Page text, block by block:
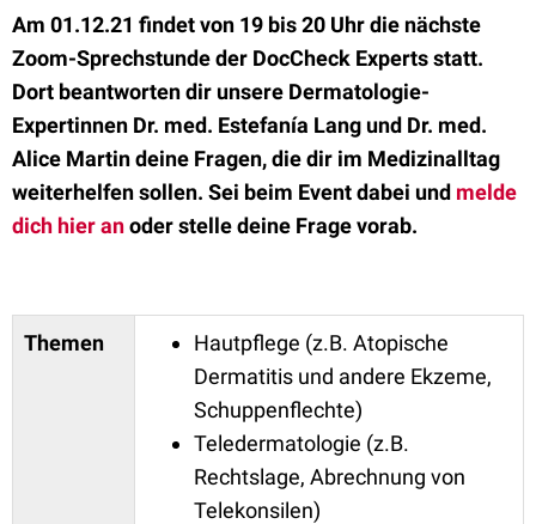
Am 01.12.21 findet von 19 bis 20 Uhr die nächste
Zoom-Sprechstunde der DocCheck Experts statt.
Dort beantworten dir unsere Dermatologie-
Expertinnen Dr. med. Estefanía Lang und Dr. med.
Alice Martin deine Fragen, die dir im Medizinalltag
weiterhelfen sollen. Sei beim Event dabei und melde
dich hieranoder stelle deine Frage vorab.
Themen
Hautpflege (z.B. Atopische
Dermatitis und andere Ekzeme,
Schuppenflechte)
Teledermatologie (z.B.
Rechtslage, Abrechnung von
Telekonsilen)